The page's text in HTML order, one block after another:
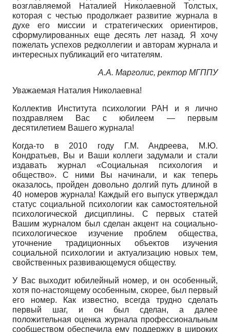
возглавляемой Наталией Николаевной Толстых,
которая с честью продолжает развитие журнала в
духе его миссии и стратегических ориентиров,
сформулированных еще десять лет назад. Я хочу
пожелать успехов редколлегии и авторам журнала и
интересных публикаций его читателям.
А.А. Марголис, ректор МГППУ
Уважаемая Наталия Николаевна!
Коллектив Института психологии РАН и я лично
поздравляем Вас с юбилеем — первым
десятилетием Вашего журнала!
Когда-то в 2010 году Г.М. Андреева, М.Ю.
Кондратьев, Вы и Ваши коллеги задумали и стали
издавать журнал «Социальная психология и
общество». С ними Вы начинали, и как теперь
оказалось, пройден довольно долгий путь длиной в
40 номеров журнала! Каждый его выпуск утверждал
статус социальной психологии как самостоятельной
психологической дисциплины. С первых статей
Вашим журналом был сделан акцент на социально-
психологическое изучение проблем общества,
уточнение традиционных объектов изучения
социальной психологии и актуализацию новых тем,
свойственных развивающемуся обществу.
У Вас выходит юбилейный номер, и он особенный,
хотя по-настоящему особенным, скорее, был первый
его номер. Как известно, всегда трудно сделать
первый шаг, и он был сделан, а далее
положительная оценка журнала профессиональным
сообществом обеспечила ему поддержку в широких